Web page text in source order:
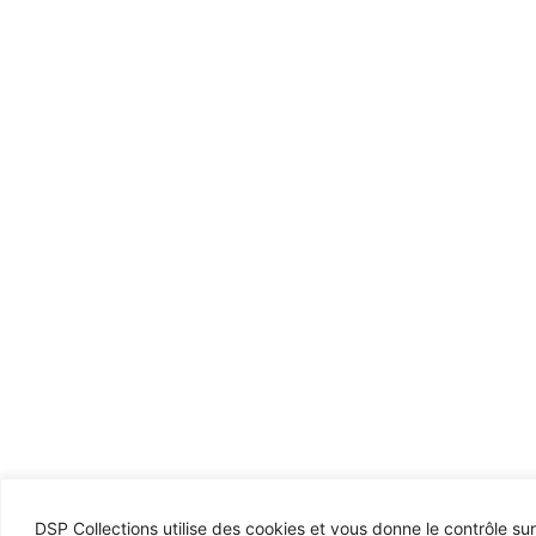
DSP Collections utilise des cookies et vous donne le contrôle